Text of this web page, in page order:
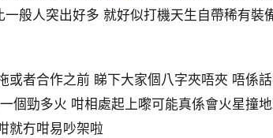
般人突出好多 就好似打機天生自帶稀有裝
或者合作之前 睇下大家個八字夾唔夾 唔係
個勁多火 咁相處起上嚟可能真係會火星撞
就冇咁易吵架啦